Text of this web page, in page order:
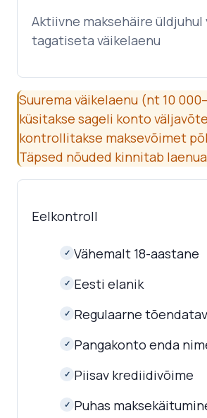
Aktiivne maksehäire üldjuhul
tagatiseta väikelaenu
Suurema väikelaenu (nt 10
küsitakse sageli konto
kontrollitakse maksevõimet
Täpsed nõuded kinnitab
Eelkontroll
✓ Vähemalt 18-aastane
✓ Eesti elanik
✓ Regulaarne
✓ Pangakonto enda
✓ Piisav krediidivõime
✓ Puhas